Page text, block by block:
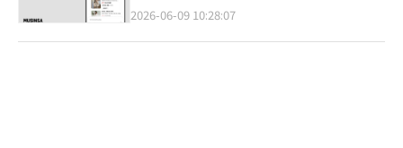
2026-06-09 10:28:07